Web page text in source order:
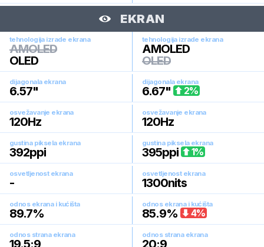
EKRAN
tehnologija izrade ekrana
AMOLED
OLED
tehnologija izrade ekrana
AMOLED
OLED
dijagonala ekrana
6.57"
dijagonala ekrana
6.67" 2%
osvežavanje ekrana
120Hz
osvežavanje ekrana
120Hz
gustina piksela ekrana
392ppi
gustina piksela ekrana
395ppi 1%
osvetljenost ekrana
-
osvetljenost ekrana
1300nits
odnos ekrana i kućišta
89.7%
odnos ekrana i kućišta
85.9% 4%
odnos strana ekrana
19.5:9
odnos strana ekrana
20:9